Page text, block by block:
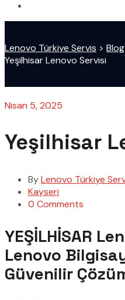
Lenovo Türkiye Servis > Blog
Yeşilhisar Lenovo Servisi
Nisan 5, 2025
Yeşilhisar
ByLenovo Türkiye
Kayseri
0 Comments
YEŞİLHİSAR
Lenovo
Güvenilir